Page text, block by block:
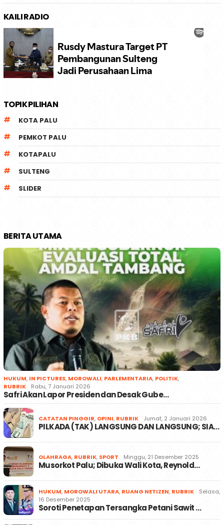
KAILI RADIO
TOPIK PILIHAN
KOTA PALU
PEMKOT PALU
KOTAPALU
SULTENG
SLIDER
BERITA UTAMA
HUKUM, IN PICTURES, MOROWALI, PARLEMENTARIA, POLITIK,
RUBRIK
Rabu, 7 Januari 2026
Safri Akan Lapor Presiden dan Desak Gube…
CATATAN PINGGIR, OPINI, RUBRIK Jumat, 2 Januari 2026
PILKADA (TAK) LANGSUNG DAN LANGSUNG; SIA…
OLAHRAGA, RUBRIK, SPORT Minggu, 21 Desember 2025
Musorkot Palu; Dibuka Wali Kota, Reynold…
HUKUM, MOROWALI UTARA, RUANG NETIZEN, RUBRIK
Selasa,
16 Desember 2025
Soroti Penetapan Tersangka Petani Sawit …